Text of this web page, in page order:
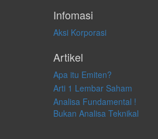
Infomasi
Aksi Korporasi
Artikel
Apa itu Emiten?
Arti 1 Lembar Saham
Analisa Fundamental !
Bukan Analisa Teknikal